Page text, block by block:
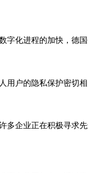
化进程的加快，德
用户的隐私保护密切相
多企业正在积极寻求